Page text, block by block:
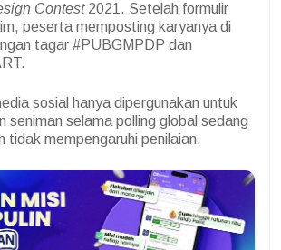
Contest2021. Setelah formulir
peserta memposting karyanya di
tagar #PUBGMPDP dan
sosial hanya dipergunakan untuk
seniman selama polling global sedang
tidak mempengaruhi penilaian.